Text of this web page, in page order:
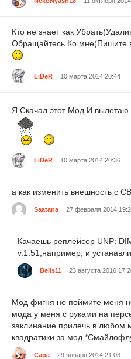
Кто не знает как
Обращайтесь Ко мне(Пишите
LiDeR 10 марта 2014 20:44
Я Скачал этот Мод И вылетаю
LiDeR 10 марта 2014 20:36
а как изменить внешность с
Saatana 27 февраля 2014
Качаешь реплейсер UNP:
v.1.51,например, и
Bells11 23 августа 2016
Мод фигня не поймите меня
мода у меня с руками на
заклинание прилечь в любом
квадратики за мод
Capa 29 января 2014 21:03